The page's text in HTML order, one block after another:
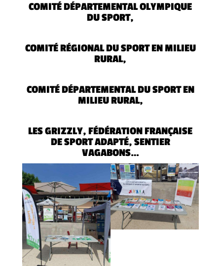
COMITÉ DÉPARTEMENTAL OLYMPIQUE
DU SPORT,
COMITÉ RÉGIONAL DU SPORT EN MILIEU
RURAL,
COMITÉ DÉPARTEMENTAL DU SPORT EN
MILIEU RURAL,
LES GRIZZLY,FÉDÉRATION FRANÇAISE
DE SPORT ADAPTÉ, SENTIER
VAGABONS…